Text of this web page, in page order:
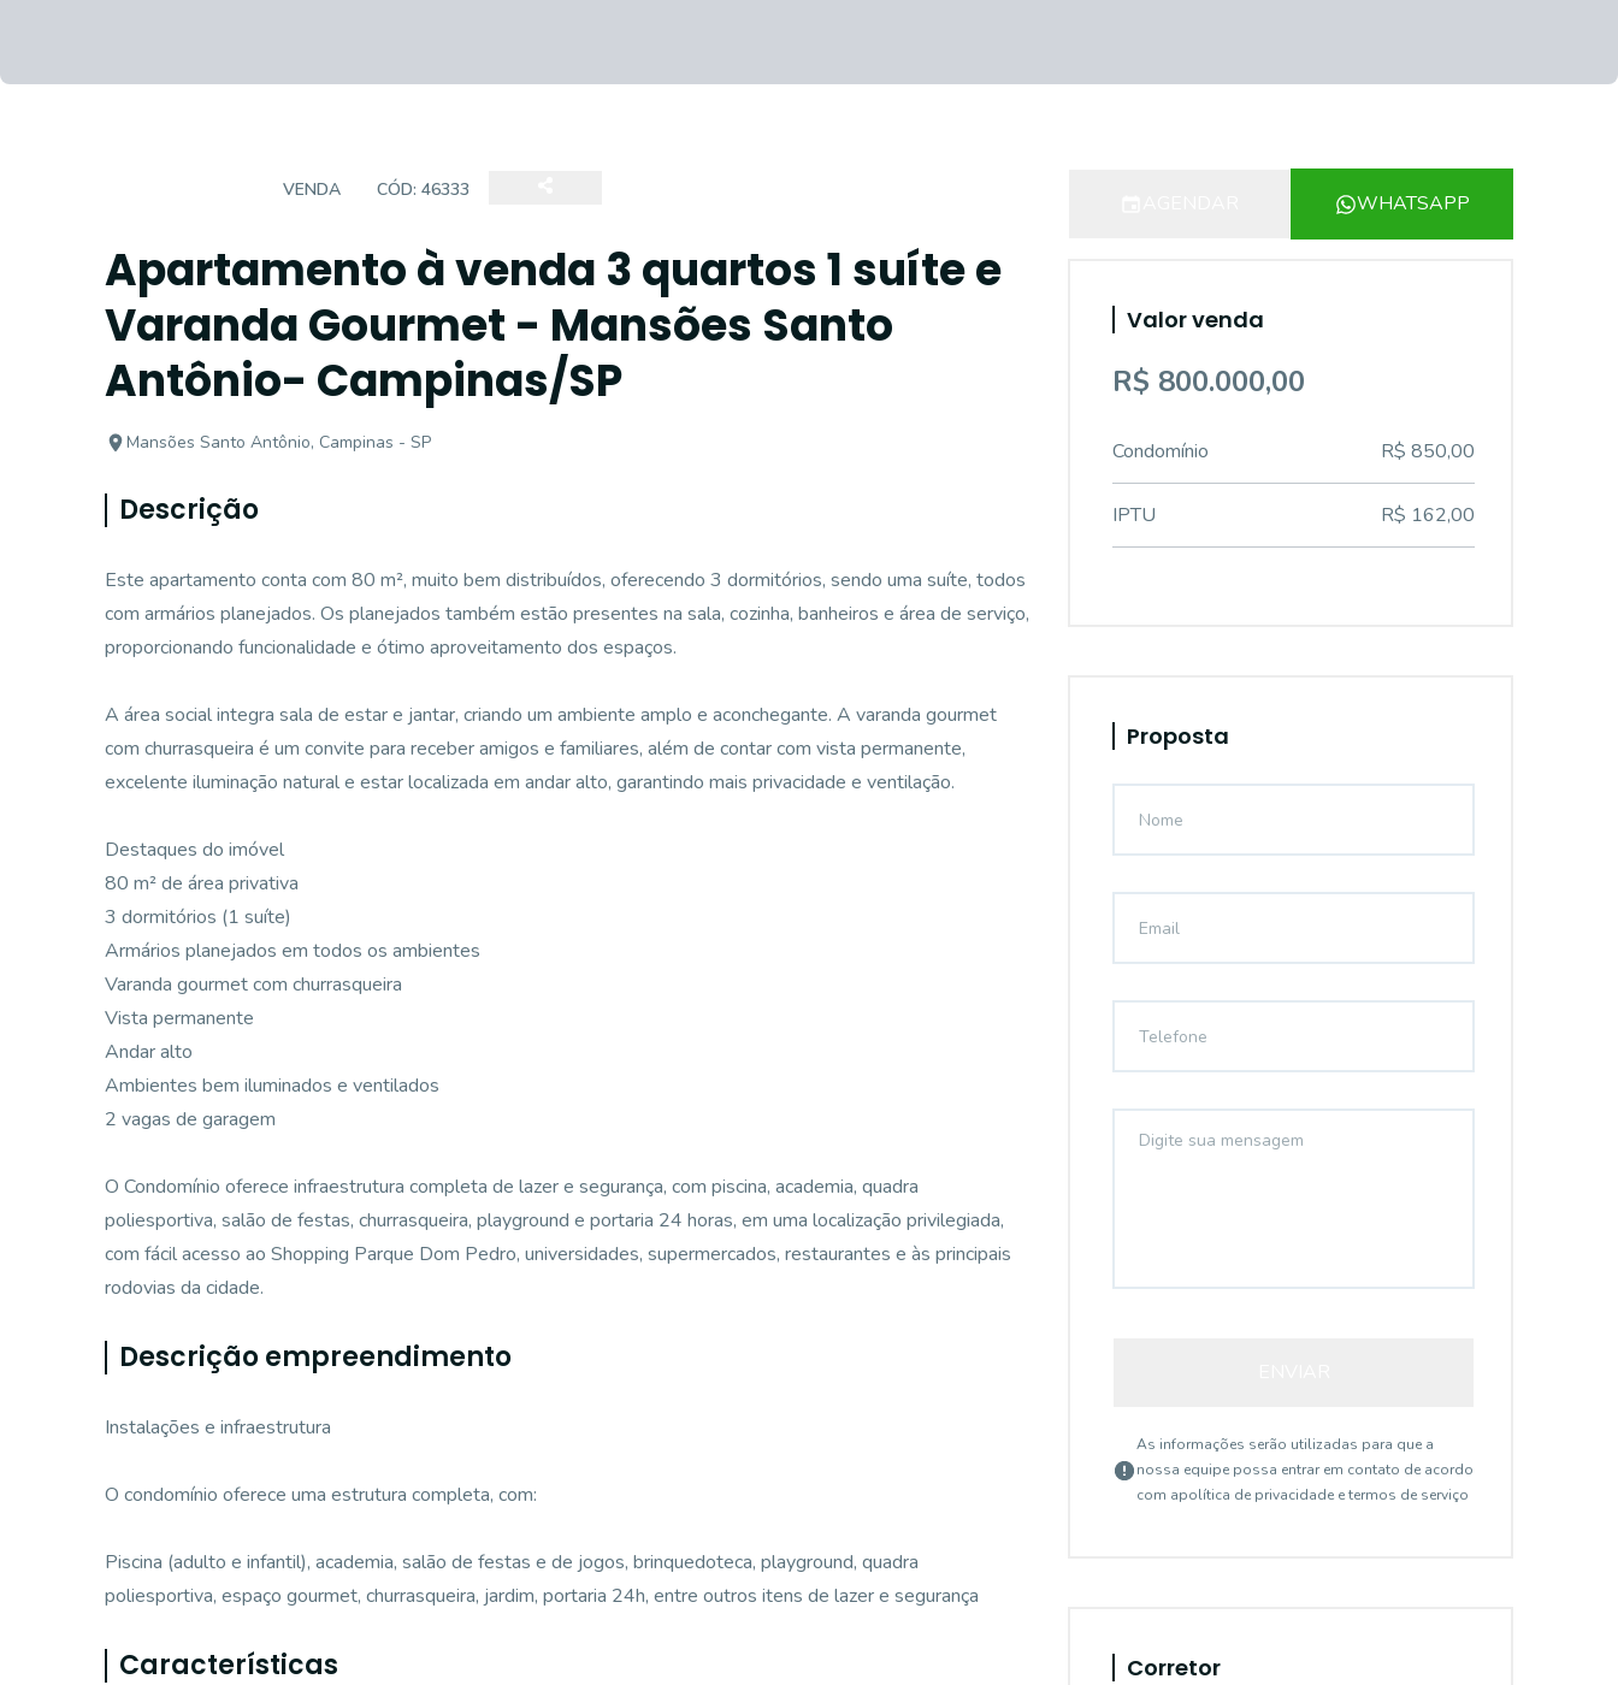
VENDA CÓD: 46333
Apartamento à venda 3 quartos 1 suíte e
Varanda Gourmet - Mansões Santo
Antônio- Campinas/SP
Mansões Santo Antônio, Campinas - SP
Descrição
Este apartamento conta com 80 m², muito bem distribuídos, oferecendo 3 dormitórios, sendo uma suíte, todos
com armários planejados. Os planejados também estão presentes na sala, cozinha, banheiros e área de serviço,
proporcionando funcionalidade e ótimo aproveitamento dos espaços.
A área social integra sala de estar e jantar, criando um ambiente amplo e aconchegante. A varanda gourmet
com churrasqueira é um convite para receber amigos e familiares, além de contar com vista permanente,
excelente iluminação natural e estar localizada em andar alto, garantindo mais privacidade e ventilação.
Destaques do imóvel
80 m² de área privativa
3 dormitórios (1 suíte)
Armários planejados em todos os ambientes
Varanda gourmet com churrasqueira
Vista permanente
Andar alto
Ambientes bem iluminados e ventilados
2 vagas de garagem
O Condomínio oferece infraestrutura completa de lazer e segurança, com piscina, academia, quadra
poliesportiva, salão de festas, churrasqueira, playground e portaria 24 horas, em uma localização privilegiada,
com fácil acesso ao Shopping Parque Dom Pedro, universidades, supermercados, restaurantes e às principais
rodovias da cidade.
Descrição empreendimento
Instalações e infraestrutura
O condomínio oferece uma estrutura completa, com:
Piscina (adulto e infantil), academia, salão de festas e de jogos, brinquedoteca, playground, quadra
poliesportiva, espaço gourmet, churrasqueira, jardim, portaria 24h, entre outros itens de lazer e segurança
Características
WHATSAPP
Valor venda
R$ 800.000,00
Condomínio R$ 850,00
IPTU R$ 162,00
Proposta
As informações serão utilizadas para que a
nossa equipe possa entrar em contato de acordo
com apolítica de privacidade e termos de serviço
Corretor